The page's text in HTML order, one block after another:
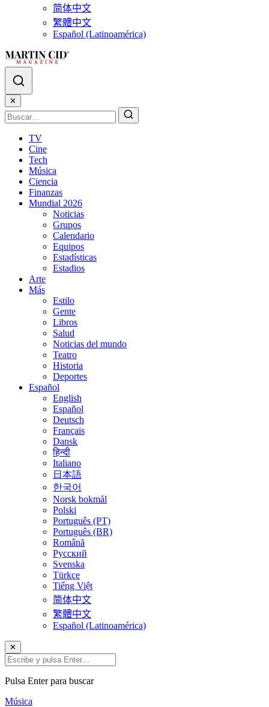
简体中文
繁體中文
Español (Latinoamérica)
✕
TV
Cine
Tech
Música
Ciencia
Finanzas
Mundial 2026
Noticias
Grupos
Calendario
Equipos
Estadísticas
Estadios
Arte
Más
Estilo
Gente
Libros
Salud
Noticias del mundo
Teatro
Historia
Deportes
Español
English
Español
Deutsch
Français
Dansk
हिन्दी
Italiano
日本語
한국어
Norsk bokmål
Polski
Português (PT)
Português (BR)
Română
Русский
Svenska
Türkçe
Tiếng Việt
简体中文
繁體中文
Español (Latinoamérica)
✕
Pulsa Enter para buscar
Música